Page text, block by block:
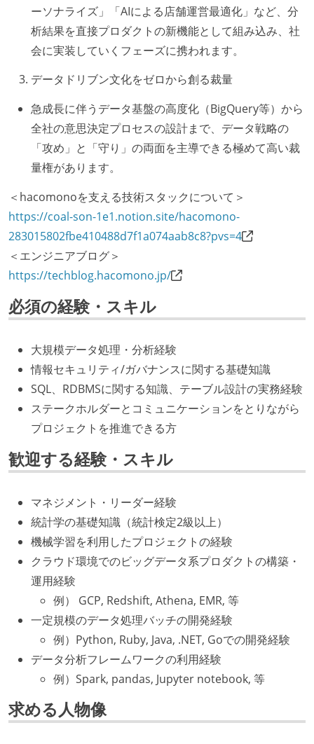
ーソナライズ」「AIによる店舗運営最適化」など、分
析結果を直接プロダクトの新機能として組み込み、社
会に実装していくフェーズに携われます。
データドリブン文化をゼロから創る裁量
急成長に伴うデータ基盤の高度化（BigQuery等）から
全社の意思決定プロセスの設計まで、データ戦略の
「攻め」と「守り」の両面を主導できる極めて高い裁
量権があります。
＜hacomonoを支える技術スタックについて＞
https://coal-son-1e1.notion.site/hacomono-
283015802fbe410488d7f1a074aab8c8?pvs=4
＜エンジニアブログ＞
https://techblog.hacomono.jp/
必須の経験・スキル
大規模データ処理・分析経験
情報セキュリティ/ガバナンスに関する基礎知識
SQL、RDBMSに関する知識、テーブル設計の実務経験
ステークホルダーとコミュニケーションをとりながら
プロジェクトを推進できる方
歓迎する経験・スキル
マネジメント・リーダー経験
統計学の基礎知識（統計検定2級以上）
機械学習を利用したプロジェクトの経験
クラウド環境でのビッグデータ系プロダクトの構築・
運用経験
例） GCP, Redshift, Athena, EMR, 等
一定規模のデータ処理バッチの開発経験
例）Python, Ruby, Java, .NET, Goでの開発経験
データ分析フレームワークの利用経験
例）Spark, pandas, Jupyter notebook, 等
求める人物像